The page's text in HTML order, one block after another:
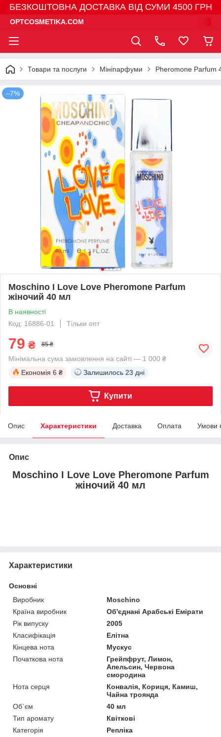
БЕЗКОШТОВНА ДОСТАВКА ВІД СУМИ 4500 ГРН
OPTCOSMETIKA.COM
Товари та послуги Мініпарфуми Pheromone Parfum
–7%
Moschino I Love Love Pheromone Parfum
жіночий 40 мл
В наявності
Код: 16886-01
Тільки опт
79 ₴ 85 ₴
Мінімальна сума замовлення на сайті — 1 000 ₴
Економія 6 ₴ Залишилось 23 дні
Купити
Опис Характеристики Доставка Оплата Умови
Опис
Moschino I Love Love Pheromone Parfum
жіночий 40 мл
Характеристики
Основні
Виробник
Moschino
Країна виробник
Об'єднані Арабські Емірати
Рік випуску
2005
Класифікація
Елітна
Кінцева нота
Мускус
Початкова нота
Грейпфрут, Лимон,
Апельсин, Червона
смородина
Нота серця
Конвалія, Кориця, Камиш,
Чайна троянда
Об`єм
40 мл
Тип аромату
Квіткові
Категорія
Репліка